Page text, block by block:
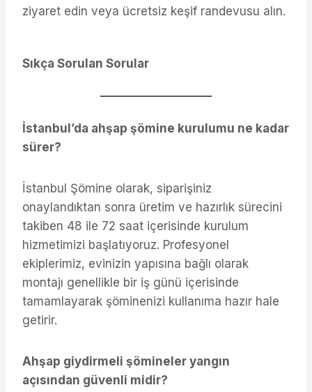
ziyaret edin veya ücretsiz keşif randevusu alın.
Sıkça Sorulan Sorular
İstanbul’da ahşap şömine kurulumu ne kadar
sürer?
İstanbul Şömine olarak, siparişiniz
onaylandıktan sonra üretim ve hazırlık sürecini
takiben 48 ile 72 saat içerisinde kurulum
hizmetimizi başlatıyoruz. Profesyonel
ekiplerimiz, evinizin yapısına bağlı olarak
montajı genellikle bir iş günü içerisinde
tamamlayarak şöminenizi kullanıma hazır hale
getirir.
Ahşap giydirmeli şömineler yangın
açısından güvenli midir?